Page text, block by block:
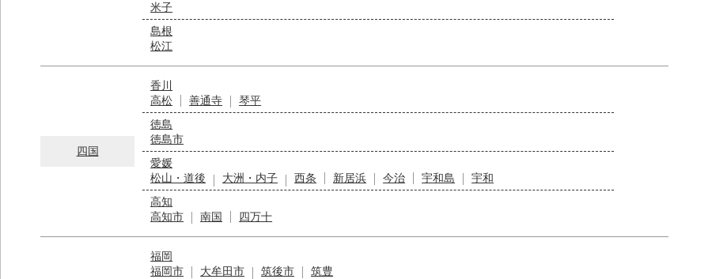
米子
島根
松江
四国
香川
高松
善通寺
琴平
徳島
徳島市
愛媛
松山・道後
大洲・内子 西条 新居浜 今治 宇和島
宇和
高知
高知市
南国 四万十
福岡
福岡市
大牟田市 筑後市
筑豊